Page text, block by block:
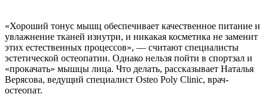
«Хороший тонус мышц обеспечивает качественное питание и
увлажнение тканей изнутри, и никакая косметика не заменит
этих естественных процессов», — считают специалисты
эстетической остеопатии. Однако нельзя пойти в спортзал и
«прокачать» мышцы лица. Что делать, рассказывает Наталья
Верясова, ведущий специалист Osteo Poly Clinic, врач-
остеопат.